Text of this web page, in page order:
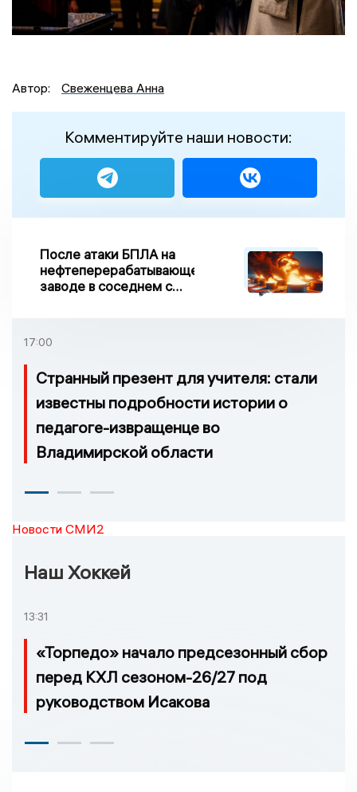
Автор: Свеженцева Анна
Комментируйте наши новости:
После атаки БПЛА на
нефтеперерабатывающем
заводе в соседнем с
17:00
Странный презент для учителя: стали
известны подробности истории о
педагоге-извращенце во
Владимирской области
Новости СМИ2
Наш Хоккей
13:31
«Торпедо» начало предсезонный сбор
перед КХЛ сезоном-26/27 под
руководством Исакова